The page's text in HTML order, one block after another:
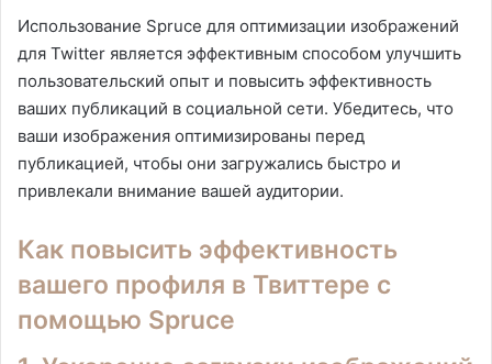
Использование Spruce для оптимизации изображений
для Twitter является эффективным способом улучшить
пользовательский опыт и повысить эффективность
ваших публикаций в социальной сети. Убедитесь, что
ваши изображения оптимизированы перед
публикацией, чтобы они загружались быстро и
привлекали внимание вашей аудитории.
Как повысить эффективность
вашего профиля в Твиттере с
помощью Spruce